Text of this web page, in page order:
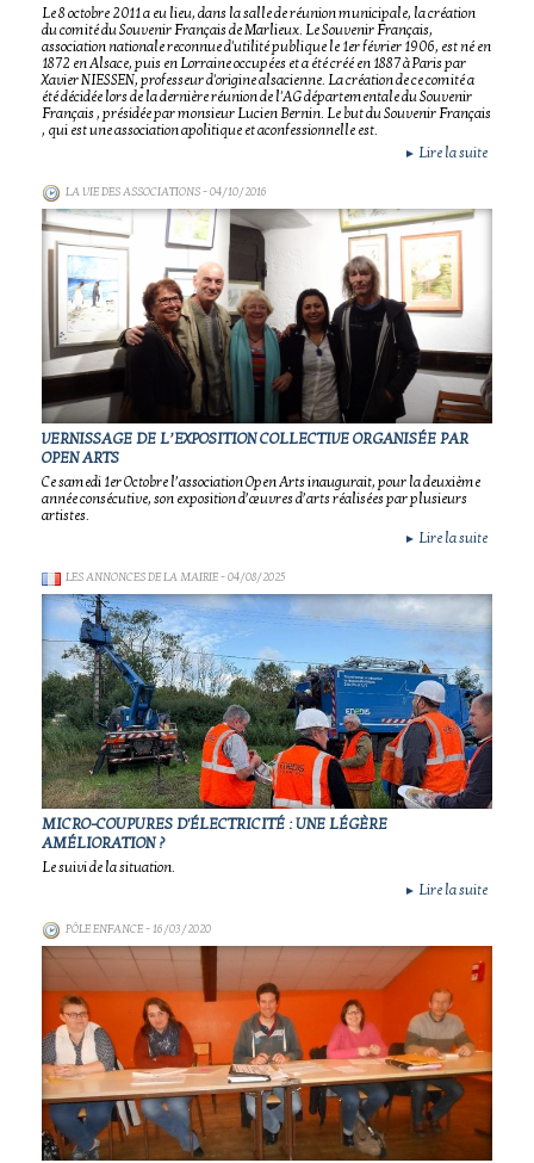
Le 8 octobre 2011 a eu lieu, dans la salle de réunion municipale, la création
du comité du Souvenir Français de Marlieux. Le Souvenir Français,
association nationale reconnue d'utilité publique le 1er février 1906, est né en
1872 en Alsace, puis en Lorraine occupées et a été créé en 1887 à Paris par
Xavier NIESSEN, professeur d'origine alsacienne. La création de ce comité a
été décidée lors de la dernière réunion de l'AG départementale du Souvenir
Français , présidée par monsieur Lucien Bernin. Le but du Souvenir Français
, qui est une association apolitique et aconfessionnelle est.
► Lire la suite
LA VIE DES ASSOCIATIONS- 04/10/2016
VERNISSAGE DE L’EXPOSITION COLLECTIVE ORGANISÉE PAR
OPEN ARTS
Ce samedi 1er Octobre l’association Open Arts inaugurait, pour la deuxième
année consécutive, son exposition d’œuvres d’arts réalisées par plusieurs
artistes.
► Lire la suite
LES ANNONCES DE LA MAIRIE- 04/08/2025
MICRO-COUPURES D'ÉLECTRICITÉ : UNE LÉGÈRE
AMÉLIORATION ?
Le suivi de la situation.
► Lire la suite
PÔLE ENFANCE- 16/03/2020